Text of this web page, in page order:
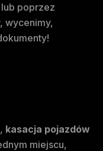
poprzez
wycenimy,
, kasacja pojazdów
miejscu,